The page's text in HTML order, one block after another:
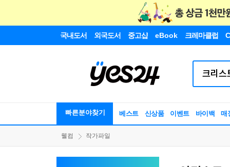
국내도서 외국도서 중고샵 eBook 크레마클럽
빠른분야찾기 베스트 신상품 이벤트 바이백 매
웰컴 작가파일